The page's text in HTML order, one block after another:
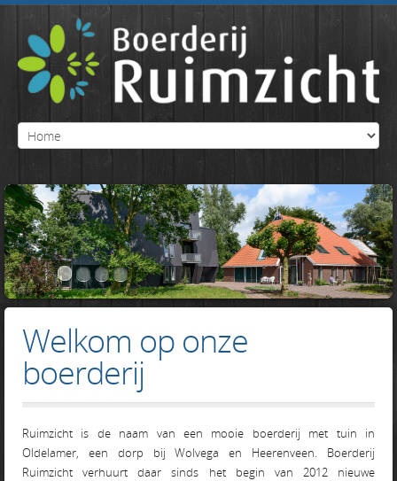
Welkom op onze
boerderij
Ruimzicht is de naam van een mooie boerderij met tuin in
Oldelamer, een dorp bij Wolvega en Heerenveen. Boerderij
Ruimzicht verhuurt daar sinds het begin van 2012 nieuwe